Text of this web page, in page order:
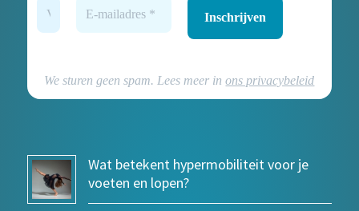
We sturen geen spam. Lees meer inons privacybeleid
Wat betekent hypermobiliteit voor je
voeten en lopen?